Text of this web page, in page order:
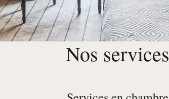
Nos services